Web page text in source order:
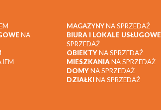
NA
MAGAZYNYNA SPRZEDAŻ
BIURA I LOKALE USŁUGOWE
SPRZEDAŻ
OBIEKTYNA SPRZEDAŻ
MIESZKANIANA SPRZEDAŻ
DOMYNA SPRZEDAŻ
DZIAŁKINA SPRZEDAŻ